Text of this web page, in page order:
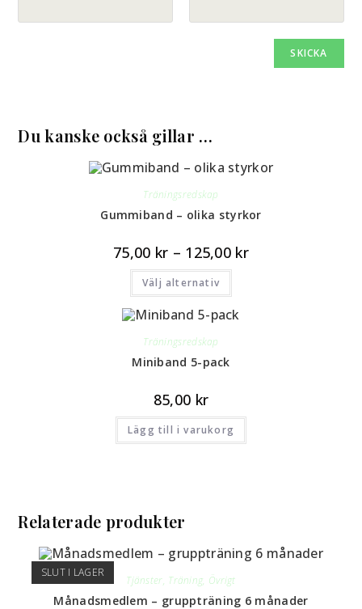
Du kanske också gillar …
Träningsredskap
Gummiband – olika styrkor
75,00 kr – 125,00 kr
Välj alternativ
Träningsredskap
Miniband 5-pack
85,00 kr
Lägg till i varukorg
Relaterade produkter
SLUT I LAGER
Tjänster, Träning, Övrigt
Månadsmedlem – gruppträning 6 månader